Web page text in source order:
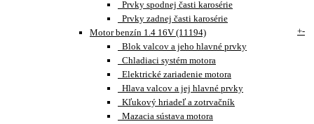
Prvky spodnej časti karosérie
Prvky zadnej časti karosérie
Motor benzín 1.4 16V (11194)
+-
Blok valcov a jeho hlavné prvky
Chladiaci systém motora
Elektrické zariadenie motora
Hlava valcov a jej hlavné prvky
Kľukový hriadeľ a zotrvačník
Mazacia sústava motora